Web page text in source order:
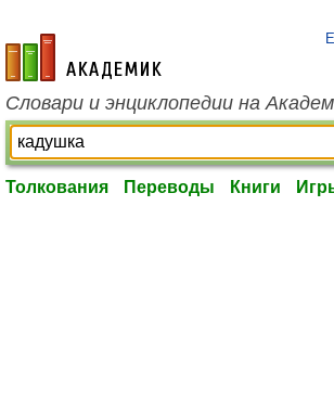
academic.ru
Словари и энциклопедии на
Толкования Переводы Книги